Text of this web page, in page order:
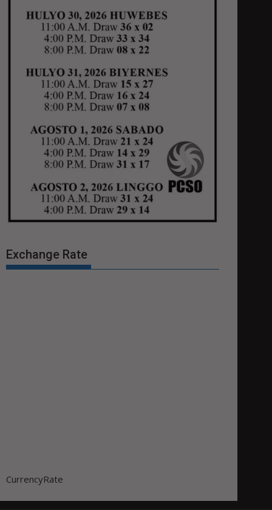
Exchange Rate
CurrencyRate